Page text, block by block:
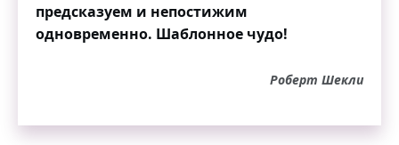
предсказуем и непостижим
одновременно. Шаблонное чудо!
Роберт Шекли